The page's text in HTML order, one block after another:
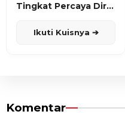
Tingkat Percaya Diri
Ikuti Kuisnya ➔
Komentar